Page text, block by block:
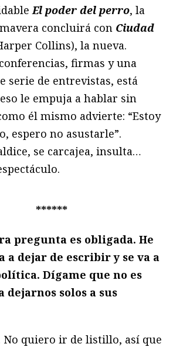
El poder del perro, la
concluirá con Ciudad
Collins), la nueva.
firmas y una
serie de entrevistas, está
le empuja a hablar sin
él mismo advierte: “Estoy
espero no asustarle”.
se carcajea, insulta…
******
pregunta es obligada. He
a dejar de escribir y se va a
Dígame que no es
dejarnos solos a sus
No quiero ir de listillo, así que